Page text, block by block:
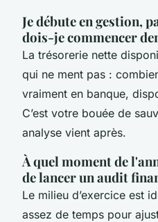
Je débute en gestion,
dois-je commencer
La trésorerie nette
qui ne ment pas :
vraiment en banque,
C’est votre bouée de
analyse vient après.
À quel moment de
de lancer un audit
Le milieu d’exercice est
assez de temps pour